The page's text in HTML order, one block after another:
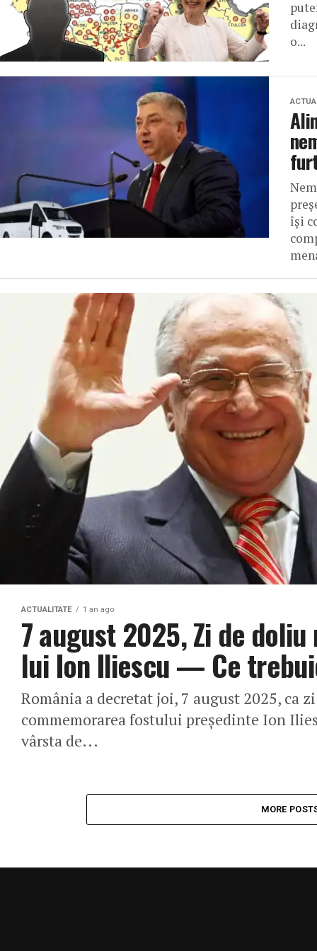
o...
își
ACTUALITATE 1 an ago
7 august 2025, Zi de
lui Ion Iliescu — Ce
România a decretat joi, 7 august 2025, ca
commemorarea fostului președinte Ion
vârsta de...
MORE